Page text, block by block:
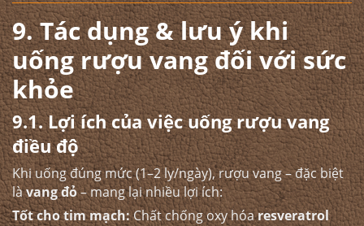
9. Tác dụng & lưu ý khi
uống rượu vang đối với sức
khỏe
9.1. Lợi ích của việc uống rượu vang
điều độ
Khi uống đúng mức (1–2 ly/ngày), rượu vang – đặc biệt
làvang đỏ– mang lại nhiều lợi ích:
Tốt cho tim mạch:Chất chống oxy hóaresveratrol